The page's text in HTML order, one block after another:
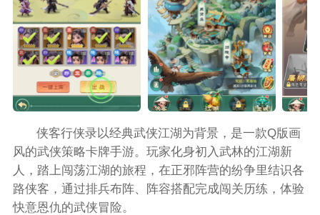
侠客行侠录以经典武侠江湖为背景，是一款Q版画
风的武侠策略卡牌手游。玩家化身初入武林的江湖新
人，踏上闯荡江湖的旅程，在正邪阵营的纷争里结识各
路侠客，通过排兵布阵、阵容搭配完成闯关历练，体验
快意恩仇的武侠冒险。